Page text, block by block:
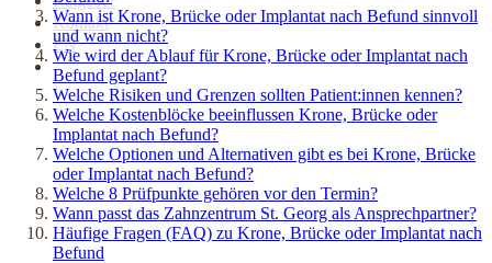
Kontakt
EN
Jetzt online Termin buchen
Wann ist Krone, Brücke oder Implantat nach Befund sinnvoll
und wann nicht?
Wie wird der Ablauf für Krone, Brücke oder Implantat nach
Befund geplant?
Welche Risiken und Grenzen sollten Patient:innen kennen?
Welche Kostenblöcke beeinflussen Krone, Brücke oder
Implantat nach Befund?
Welche Optionen und Alternativen gibt es bei Krone, Brücke
oder Implantat nach Befund?
Welche 8 Prüfpunkte gehören vor den Termin?
Wann passt das Zahnzentrum St. Georg als Ansprechpartner?
Häufige Fragen (FAQ) zu Krone, Brücke oder Implantat nach
Befund